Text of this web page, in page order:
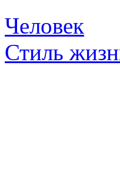
Человек
Стиль